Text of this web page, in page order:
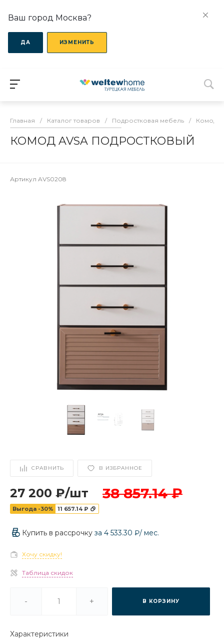
Ваш город Москва?
ДА ИЗМЕНИТЬ
Главная / Каталог товаров / Подростковая мебель / Комоды
КОМОД AVSA ПОДРОСТКОВЫЙ
Артикул AVS0208
СРАВНИТЬ В ИЗБРАННОЕ
27 200 ₽/шт 38 857.14 ₽
Выгода -30% 11 657.14 ₽
Купить в рассрочку за 4 533.30 ₽/ мес.
Хочу скидку!
Таблица скидок
- + В КОРЗИНУ
Характеристики